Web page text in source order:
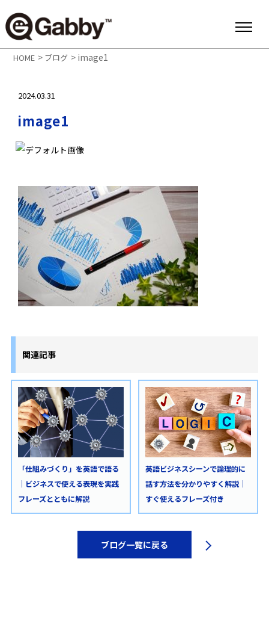
HOME > ブログ > image1
2024.03.31
image1
関連記事
「仕組みづくり」を英語で語る
｜ビジネスで使える表現を実践
フレーズとともに解説
英語ビジネスシーンで論理的に
話す方法を分かりやすく解説｜
すぐ使えるフレーズ付き
ブログ一覧に戻る